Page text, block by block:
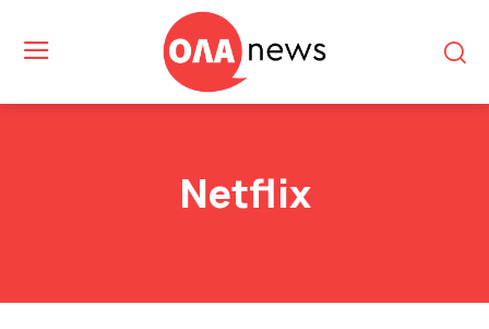
Netflix